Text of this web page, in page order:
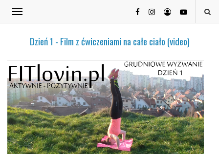
Dzień 1 - Film z ćwiczeniami na całe ciało (video)